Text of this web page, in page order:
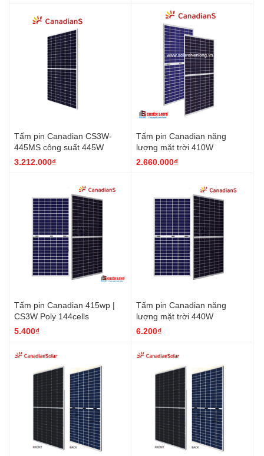
Tấm pin Canadian CS3W-
445MS công suất 445W
3.212.000₫
Tấm pin Canadian năng
lượng mặt trời 410W
2.660.000₫
Tấm pin Canadian 415wp |
CS3W Poly 144cells
5.400₫
Tấm pin Canadian năng
lượng mặt trời 440W
6.200₫